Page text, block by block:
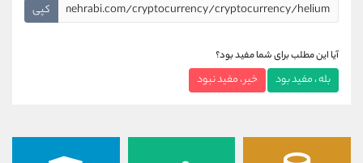
کپی
آیا این مطلب برای شما مفید بود؟
بله ، مفید بود خیر ، مفید نبود